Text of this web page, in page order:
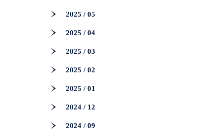
2025 / 05
2025 / 04
2025 / 03
2025 / 02
2025 / 01
2024 / 12
2024 / 09